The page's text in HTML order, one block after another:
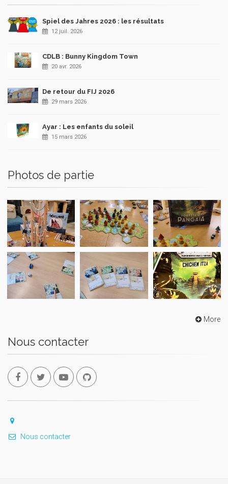
Spiel des Jahres 2026 : les résultats
12 juil. 2026
CDLB : Bunny Kingdom Town
20 avr. 2026
De retour du FIJ 2026
29 mars 2026
Ayar : Les enfants du soleil
15 mars 2026
Photos de partie
More
Nous contacter
Nous contacter